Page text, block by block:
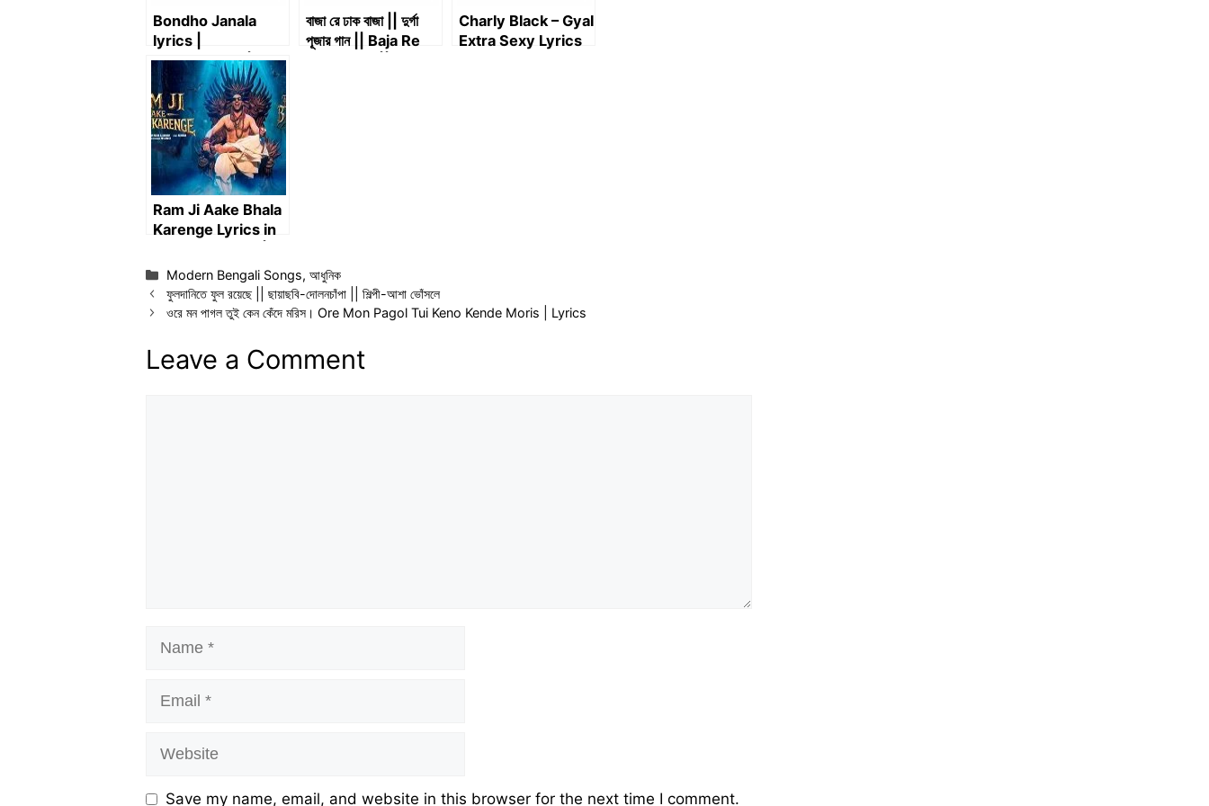
Bondho Janala
lyrics |
Shironamhin | বন্ধ
জানালা – শিরোনামহীন
বাজা রে ঢাক বাজা || দুর্গা
পূজার গান || Baja Re
Charly Black – Gyal
Extra Sexy Lyrics
Ram Ji Aake Bhala
Karenge Lyrics in
জি আকে ভালা করেঙ্গে
Categories
Modern Bengali Songs,আধুনিক
ফুলদানিতে ফুল রয়েছে || ছায়াছবি-দোলনচাঁপা || শিল্পী-আশা ভোঁসলে
ওরে মন পাগল তুই কেন কেঁদে মরিস। Ore Mon Pagol Tui Keno Kende Moris | Lyrics
Leave a Comment
Name
Email
Website
Save my name, email, and website in this browser for the next time I comment.